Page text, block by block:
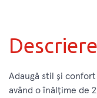
Descriere
Adaugă stil și
având o înălțime de